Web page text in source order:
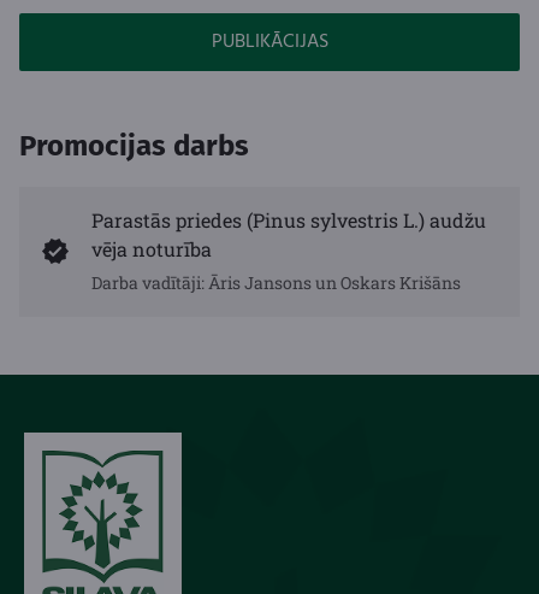
PUBLIKĀCIJAS
Promocijas darbs
Parastās priedes (Pinus sylvestris L.) audžu
vēja noturība
Darba vadītāji: Āris Jansons un Oskars Krišāns